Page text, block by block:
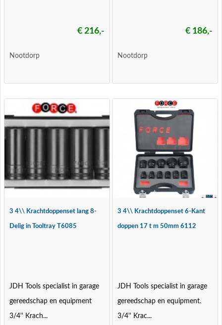
€ 216,-
Nootdorp
€ 186,-
Nootdorp
3 4\\ Krachtdoppenset lang 8-
Delig in Tooltray T6085
JDH Tools specialist in garage
gereedschap en equipment
3/4'' Krach...
3 4\\ Krachtdoppenset 6-Kant
doppen 17 t m 50mm 6112
JDH Tools specialist in garage
gereedschap en equipment.
3/4'' Krac...